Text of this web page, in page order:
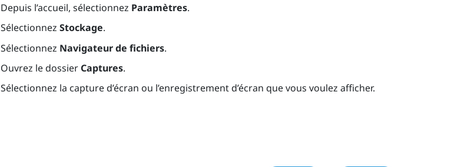
Depuis l’accueil, sélectionnez Paramètres.
Sélectionnez Stockage.
Sélectionnez Navigateur de fichiers.
Ouvrez le dossier Captures.
Sélectionnez la capture d’écran ou l’enregistrement d’écran que vous voulez afficher.